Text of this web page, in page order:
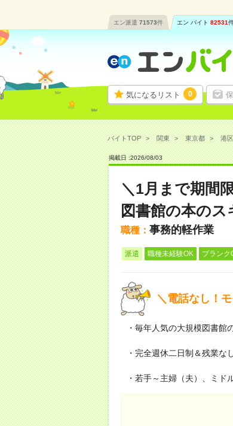
エン派遣 71573件 エン バイト 82531
気になるリスト 0
バイトTOP 関東 東京都 港区
掲載日 :2026/08/03
＼1月まで期間
図書館の本の
職種： 事務的軽作業
派遣 職種未経験OK ブランク
＼電話なし！
・毎年人気の大規模図書館
・完全週休二日制＆残業な
・若手～主婦（夫）、ミ